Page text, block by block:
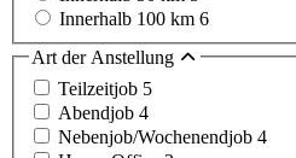
Innerhalb 100 km 6
Art der Anstellung
Teilzeitjob 5
Abendjob 4
Nebenjob/Wochenendjob 4